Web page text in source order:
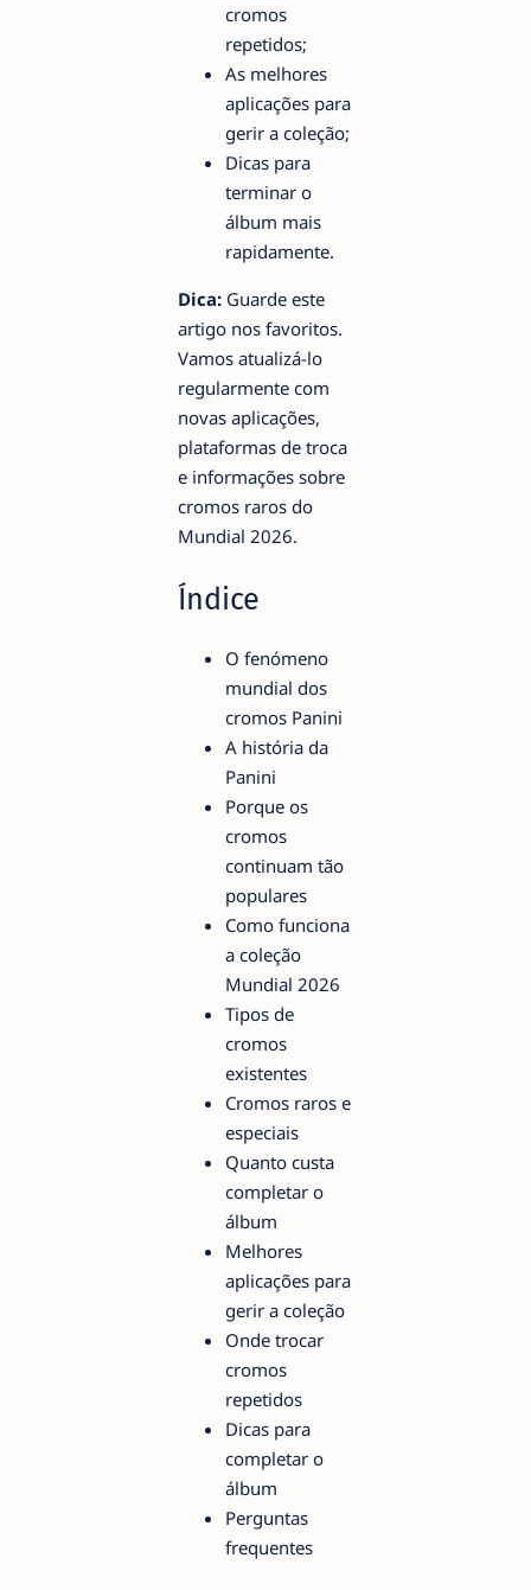
cromos
repetidos;
As melhores
aplicações para
gerir a coleção;
Dicas para
terminar o
álbum mais
rapidamente.
Dica: Guarde este
artigo nos favoritos.
Vamos atualizá-lo
regularmente com
novas aplicações,
plataformas de troca
e informações sobre
cromos raros do
Mundial 2026.
Índice
O fenómeno
mundial dos
cromos Panini
A história da
Panini
Porque os
cromos
continuam tão
populares
Como funciona
a coleção
Mundial 2026
Tipos de
cromos
existentes
Cromos raros e
especiais
Quanto custa
completar o
álbum
Melhores
aplicações para
gerir a coleção
Onde trocar
cromos
repetidos
Dicas para
completar o
álbum
Perguntas
frequentes